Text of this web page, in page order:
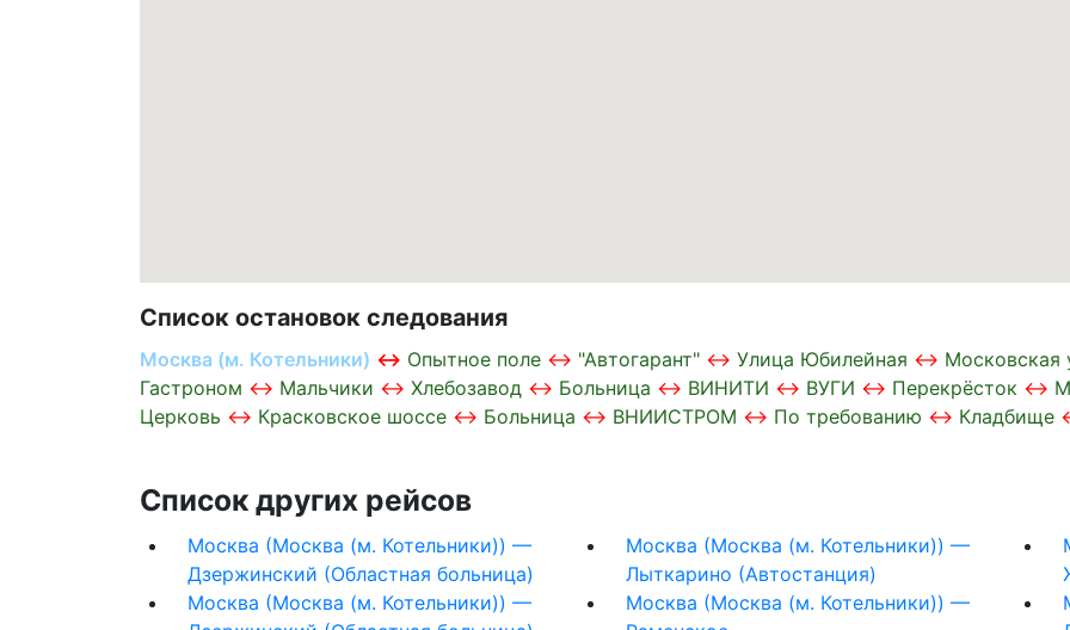
Список остановок следования
Москва (м. Котельники) Опытное поле "Автогарант" Улица Юбилейная Московская
Гастроном
Мальчики Хлебозавод Больница ВИНИТИ ВУГИ Перекрёсток
Церковь
Красковское шоссе Больница ВНИИСТРОМ По требованию Кладбище
Список других рейсов
Москва (Москва (м. Котельники)) —
Дзержинский (Областная больница)
Москва (Москва (м. Котельники)) —
Лыткарино (Автостанция)
Москва (Москва (м. Котельники)) —
Москва (Москва (м. Котельники)) —